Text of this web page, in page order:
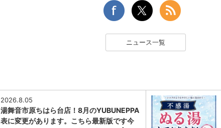
ニュース一覧
2026.8.05
湯舞音市原ちはら台店！8月のYUBUNEPPA
表に変更があります。こちら最新版です今